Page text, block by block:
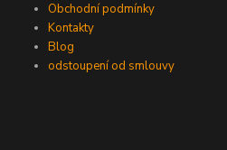
Obchodní podmínky
Kontakty
Blog
odstoupení od smlouvy